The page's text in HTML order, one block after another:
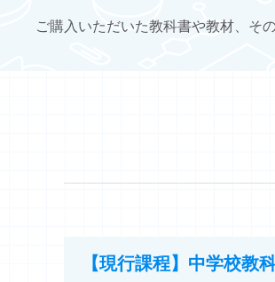
ご購入いただいた教科書や教材、そ
【現行課程】中学校